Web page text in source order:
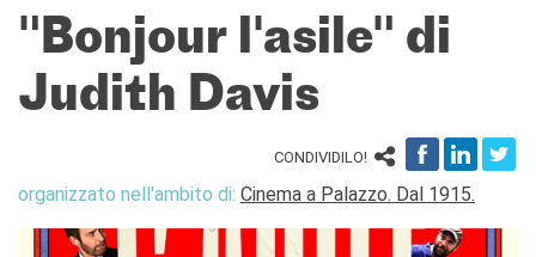
Affittare i nostri spazi
Informativa privacy
AGENDA CULTURALE
Carta Giovani Nazionale
"Bonjour l'asile" di
Judith Davis
CONDIVIDILO!
organizzato nell'ambito di: Cinema a Palazzo. Dal 1915.